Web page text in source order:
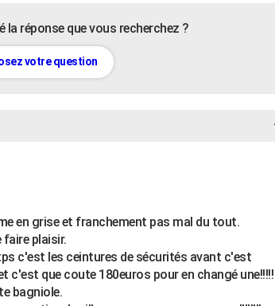
la réponse que vous recherchez ?
votre question
en grise et franchement pas mal du tout.
faire plaisir.
c'est les ceintures de sécurités avant c'est
c'est que coute 180euros pour en changé une!!!!!
bagniole.